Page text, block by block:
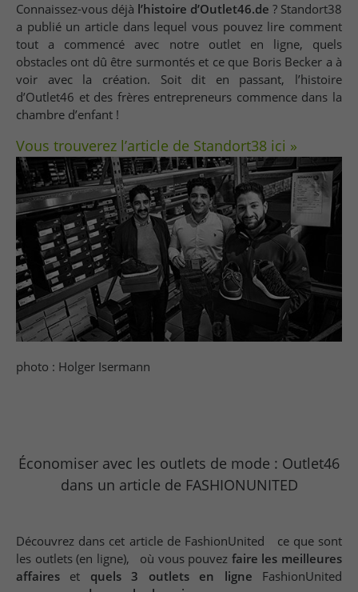
Connaissez-vous déjà l’histoire d’Outlet46.de ? Standort38
a publié un article dans lequel vous pouvez lire comment
tout a commencé avec notre outlet en ligne, quels
obstacles ont dû être surmontés et ce que Boris Becker a à
voir avec la création. Soit dit en passant, l’histoire
d’Outlet46 et des frères entrepreneurs commence dans la
chambre d’enfant !
Vous trouverez l’article de Standort38 ici »
photo : Holger Isermann
Économiser avec les outlets de mode : Outlet46
dans un article de FASHIONUNITED
Découvrez dans cet article de FashionUnited ce que sont
les outlets (en ligne), où vous pouvez faire les meilleures
affaires et quels 3 outlets en ligne FashionUnited